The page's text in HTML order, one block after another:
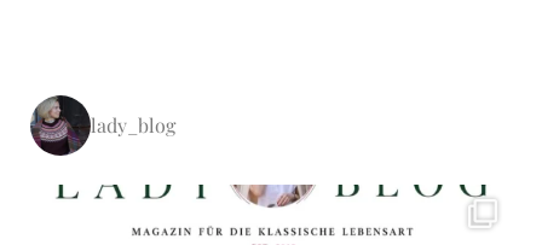
lady_blog